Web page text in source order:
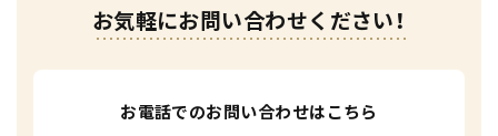
お気軽にお問い合わせください！
お電話でのお問い合わせはこちら